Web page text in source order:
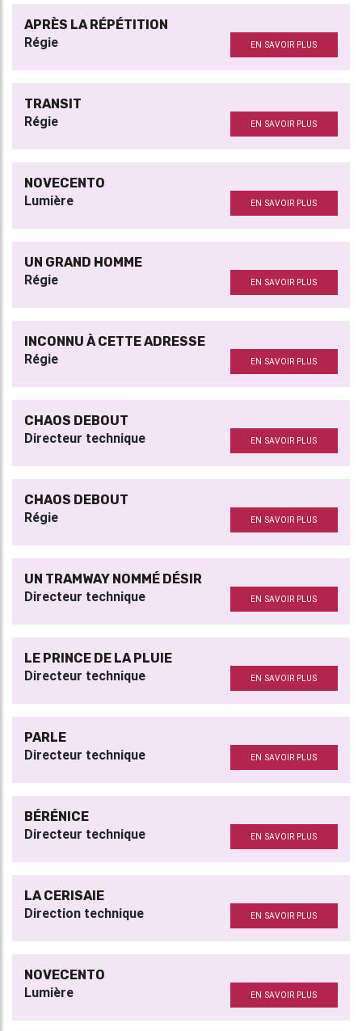
APRÈS LA RÉPÉTITION
Régie EN SAVOIR PLUS
TRANSIT
Régie EN SAVOIR PLUS
NOVECENTO
Lumière EN SAVOIR PLUS
UN GRAND HOMME
Régie EN SAVOIR PLUS
INCONNU À CETTE ADRESSE
Régie EN SAVOIR PLUS
CHAOS DEBOUT
Directeur technique EN SAVOIR PLUS
CHAOS DEBOUT
Régie EN SAVOIR PLUS
UN TRAMWAY NOMMÉ DÉSIR
Directeur technique EN SAVOIR PLUS
LE PRINCE DE LA PLUIE
Directeur technique EN SAVOIR PLUS
PARLE
Directeur technique EN SAVOIR PLUS
BÉRÉNICE
Directeur technique EN SAVOIR PLUS
LA CERISAIE
Direction technique EN SAVOIR PLUS
NOVECENTO
Lumière EN SAVOIR PLUS